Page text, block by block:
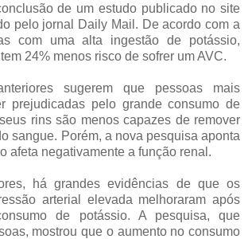
de um estudo publicado no site
pelo jornal Daily Mail. De acordo com a
com uma alta ingestão de potássio,
24% menos risco de sofrer um AVC.
sugerem que pessoas mais
prejudicadas pelo grande consumo de
rins são menos capazes de remover
sangue. Porém, a nova pesquisa aponta
afeta negativamente a função renal.
há grandes evidências de que os
arterial elevada melhoraram após
de potássio. A pesquisa, que
mostrou que o aumento no consumo